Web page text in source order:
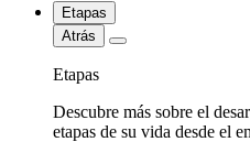
Etapas
Atrás
Etapas
Descubre más sobre el
etapas de su vida desde el